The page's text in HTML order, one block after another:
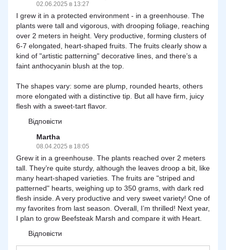
02.06.2025 в 13:27
I grew it in a protected environment - in a greenhouse. The
plants were tall and vigorous, with drooping foliage, reaching
over 2 meters in height. Very productive, forming clusters of
6-7 elongated, heart-shaped fruits. The fruits clearly show a
kind of "artistic patterning" decorative lines, and there’s a
faint anthocyanin blush at the top.
The shapes vary: some are plump, rounded hearts, others
more elongated with a distinctive tip. But all have firm, juicy
flesh with a sweet-tart flavor.
Відповісти
Martha
08.04.2025 в 18:05
Grew it in a greenhouse. The plants reached over 2 meters
tall. They’re quite sturdy, although the leaves droop a bit, like
many heart-shaped varieties. The fruits are "striped and
patterned" hearts, weighing up to 350 grams, with dark red
flesh inside. A very productive and very sweet variety! One of
my favorites from last season. Overall, I’m thrilled! Next year,
I plan to grow Beefsteak Marsh and compare it with Heart.
Відповісти